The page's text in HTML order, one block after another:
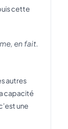
cette
en fait.
autres
capacité
une